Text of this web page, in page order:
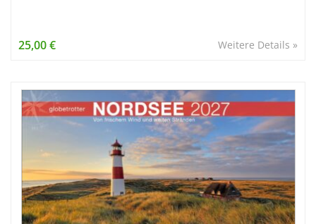
Weitere Details »
25,00 €